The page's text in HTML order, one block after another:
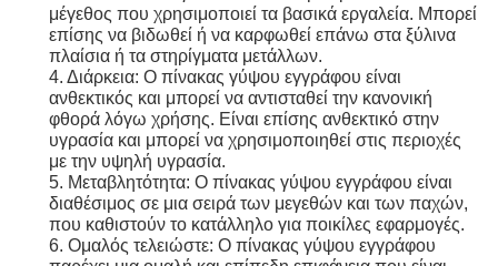
μέγεθος που χρησιμοποιεί τα βασικά εργαλεία. Μπορεί
επίσης να βιδωθεί ή να καρφωθεί επάνω στα ξύλινα
πλαίσια ή τα στηρίγματα μετάλλων.
4. Διάρκεια: Ο πίνακας γύψου εγγράφου είναι
ανθεκτικός και μπορεί να αντισταθεί την κανονική
φθορά λόγω χρήσης. Είναι επίσης ανθεκτικό στην
υγρασία και μπορεί να χρησιμοποιηθεί στις περιοχές
με την υψηλή υγρασία.
5. Μεταβλητότητα: Ο πίνακας γύψου εγγράφου είναι
διαθέσιμος σε μια σειρά των μεγεθών και των παχών,
που καθιστούν το κατάλληλο για ποικίλες εφαρμογές.
6. Ομαλός τελειώστε: Ο πίνακας γύψου εγγράφου